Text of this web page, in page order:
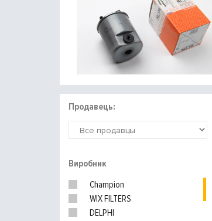
Продавець:
Виробник
Champion
WIX FILTERS
DELPHI